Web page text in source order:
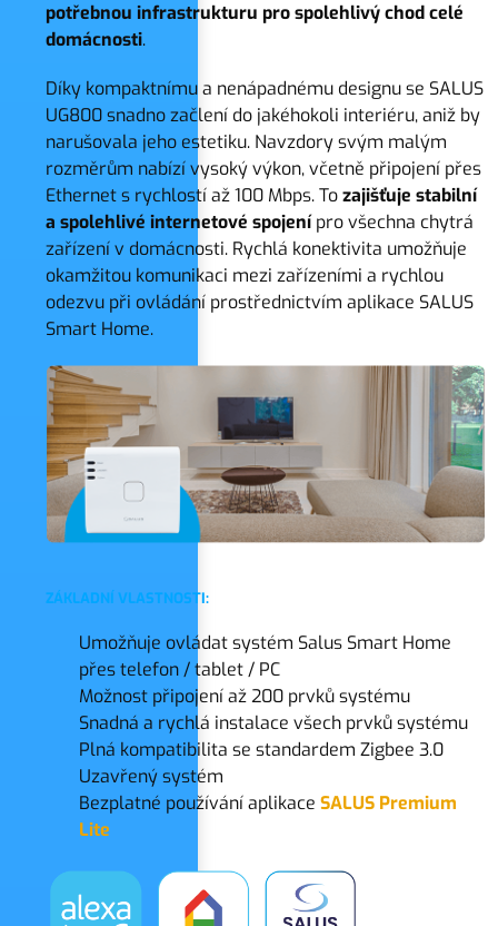
potřebnou infrastrukturu pro spolehlivý chod celé
domácnosti.
Díky kompaktnímu a nenápadnému designu se SALUS
UG800 snadno začlení do jakéhokoli interiéru, aniž by
narušovala jeho estetiku. Navzdory svým malým
rozměrům nabízí vysoký výkon, včetně připojení přes
Ethernet s rychlostí až 100 Mbps. Tozajišťuje stabilní
a spolehlivé internetové spojenípro všechna chytrá
zařízení v domácnosti. Rychlá konektivita umožňuje
okamžitou komunikaci mezi zařízeními a rychlou
odezvu při ovládání prostřednictvím aplikace SALUS
Smart Home.
ZÁKLADNÍ VLASTNOSTI:
Umožňuje ovládat systém Salus Smart Home
přes telefon / tablet / PC
Možnost připojení až 200 prvků systému
Snadná a rychlá instalace všech prvků systému
Plná kompatibilita se standardem Zigbee 3.0
Uzavřený systém
Bezplatné používání aplikaceSALUS Premium
Lite